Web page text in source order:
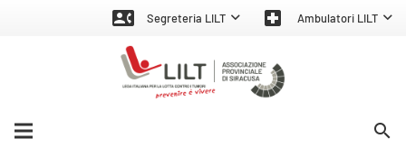
contact_phone Segreteria LILT local_hospital Ambulatori LILT
search